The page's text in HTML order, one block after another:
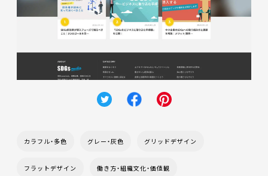
カラフル・多色 グレー・灰色 グリッドデザイン
フラットデザイン 働き方・組織文化・価値観